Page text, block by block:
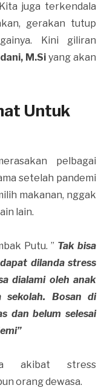
juga terkendala
gerakan tutup
Kini giliran
M.Siyang akan
Untuk
pelbagai
setelah pandemi
makanan, nggak
lain.
Putu. ” Tak bisa
dilanda stress
dialami oleh anak
sekolah. Bosan di
dan belum selesai
akibat stress
orang dewasa.